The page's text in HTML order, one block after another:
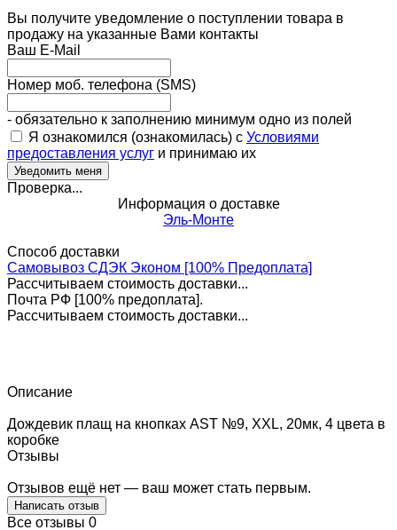
Вы получите уведомление о поступлении товара в
продажу на указанные Вами контакты
Ваш E-Mail
Номер моб. телефона (SMS)
- обязательно к заполнению минимум одно из полей
Я ознакомился (ознакомилась) с Условиями
предоставления услуг и принимаю их
Проверка...
Информация о доставке
Эль-Монте
Способ доставки
Самовывоз СДЭК Эконом [100% Предоплата]
Рассчитываем стоимость доставки...
Почта РФ [100% предоплата].
Рассчитываем стоимость доставки...
Описание
Дождевик плащ на кнопках AST №9, XXL, 20мк, 4 цвета в
коробке
Отзывы
Отзывов ещё нет — ваш может стать первым.
Написать отзыв
Все отзывы 0